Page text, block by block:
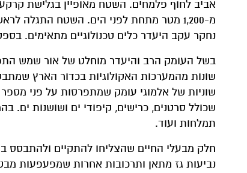
נחקר עקב היעדר כלים טכנולוגיים מתאימים. בספטמבר 2022
בשל העומק הרב והיעדר מוחלט של אור שמש
שונות מהמערכות האקולוגיות בכדור הארץ
שוניות של אלמוגי עומק שמתפרסות על פני מספר
שכולל סרטנים, כרישים, קיפודי ים ושושנות ים.
תמלחות ועוד.
חלק מבעלי החיים שהצליחו להתקיים ולהתבסס
נביעות גז מתאן ותרכובות אחרות שמפעפעות